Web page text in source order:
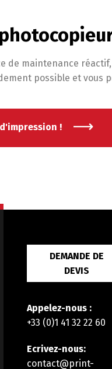
maintenance
possible et
!
DEMANDE DE
DEVIS
Appelez-nous :
+33 (0)1 41 32 22 60
Ecrivez-nous:
contact@print-